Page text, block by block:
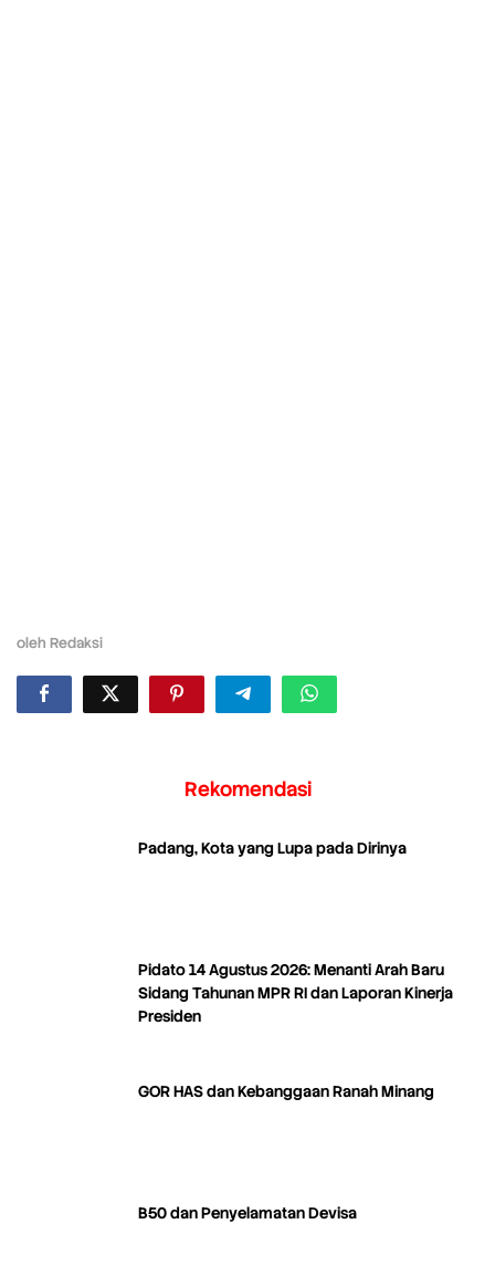
oleh Redaksi
Rekomendasi
Padang, Kota yang Lupa pada Dirinya
Pidato 14 Agustus 2026: Menanti Arah Baru
Sidang Tahunan MPR RI dan Laporan Kinerja
Presiden
GOR HAS dan Kebanggaan Ranah Minang
B50 dan Penyelamatan Devisa